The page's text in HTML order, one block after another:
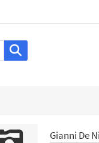
Gianni De